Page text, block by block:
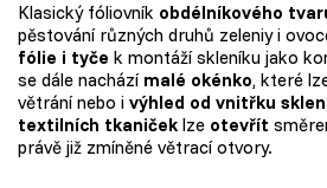
Klasický fóliovník obdélníkového
pěstování různých druhů zeleniy i
fólie i tyče k montáží skleníku jako
se dále nachází malé okénko, které
větrání nebo i výhled od vnitřku
textilních tkaniček lze otevřít
právě již zmíněné větrací otvory.